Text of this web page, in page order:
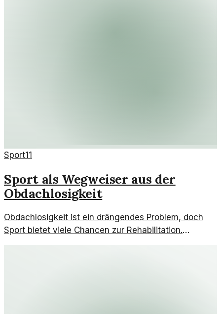
Sport11
Sport als Wegweiser aus der
Obdachlosigkeit
Obdachlosigkeit ist ein drängendes Problem, doch
Sport bietet viele Chancen zur Rehabilitation.